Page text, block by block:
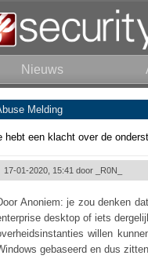
Nieuws
Melding
hebt een klacht over de
17-01-2020, 15:41 door _R0N_
Anoniem: je zou denken
desktop of iets
willen
gebaseerd en dus